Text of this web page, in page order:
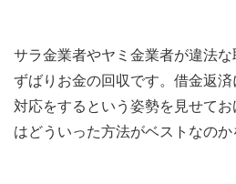
サラ金業者やヤミ金業者が違法な
ずばりお金の回収です。借金返済
対応をするという姿勢を見せて
はどういった方法がベストなのか